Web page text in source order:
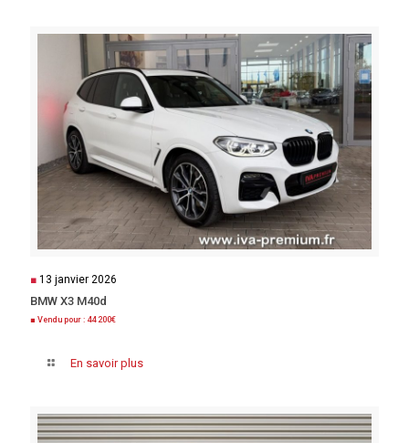
■ 13 janvier 2026
BMW X3 M40d
■ Vendu pour : 44 200€
En savoir plus